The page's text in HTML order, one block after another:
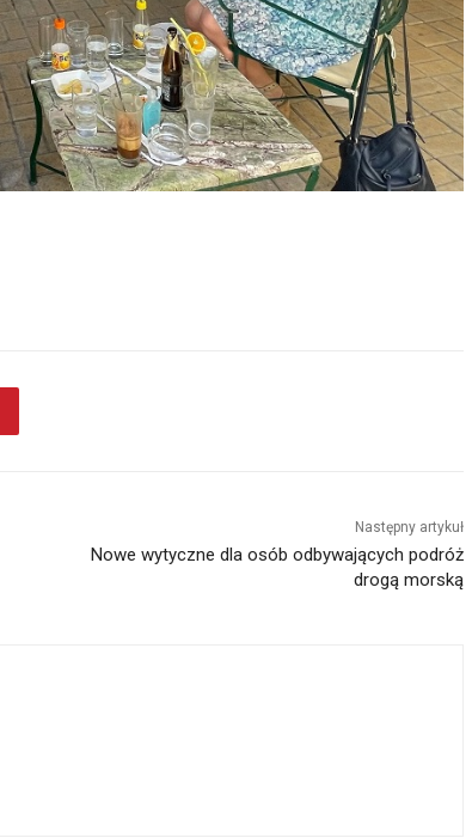
Następny artykuł
Nowe wytyczne dla osób odbywających podróż
drogą morską